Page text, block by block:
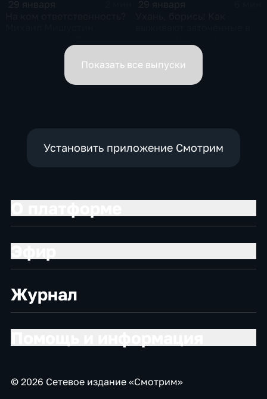
вице-премьеров
Показать все выпуски
Установить приложение Смотрим
Журнал
© 2026 Сетевое издание «Смотрим»